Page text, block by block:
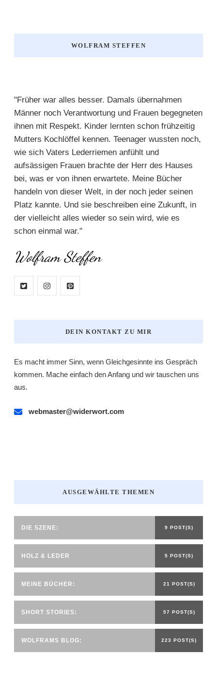
WOLFRAM STEFFEN
"Früher war alles besser. Damals übernahmen
Männer noch Verantwortung und Frauen begegneten
ihnen mit Respekt. Kinder lernten schon frühzeitig
Mutters Kochlöffel kennen. Teenager wussten noch,
wie sich Vaters Lederriemen anfühlt und
aufsässigen Frauen brachte der Herr des Hauses
bei, was er von ihnen erwartete. Meine Bücher
handeln von dieser Welt, in der noch jeder seinen
Platz kannte. Und sie beschreiben eine Zukunft, in
der vielleicht alles wieder so sein wird, wie es
schon einmal war."
Wolfram Steffen
DEIN KONTAKT ZU MIR
Es macht immer Sinn, wenn Gleichgesinnte ins Gespräch
kommen. Mache einfach den Anfang und wir tauschen uns
aus.
webmaster@widerwort.com
AUSGEWÄHLTE THEMEN
DIE SZENE: 9 POST(S)
HOLZ & LEDER 5 POST(S)
MEINE BÜCHER: 21 POST(S)
SHORT STORIES: 57 POST(S)
WOLFRAMS BLOG: 223 POST(S)